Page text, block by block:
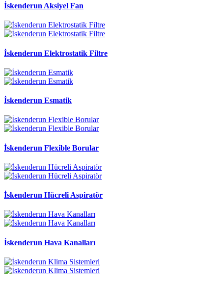
İskenderun Aksiyel Fan
İskenderun Elektrostatik Filtre
İskenderun Esmatik
İskenderun Flexible Borular
İskenderun Hücreli Aspiratör
İskenderun Hava Kanalları